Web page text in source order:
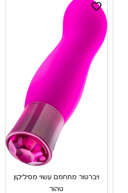
ויברטור מתחמם עשוי מסיליקון
טהור